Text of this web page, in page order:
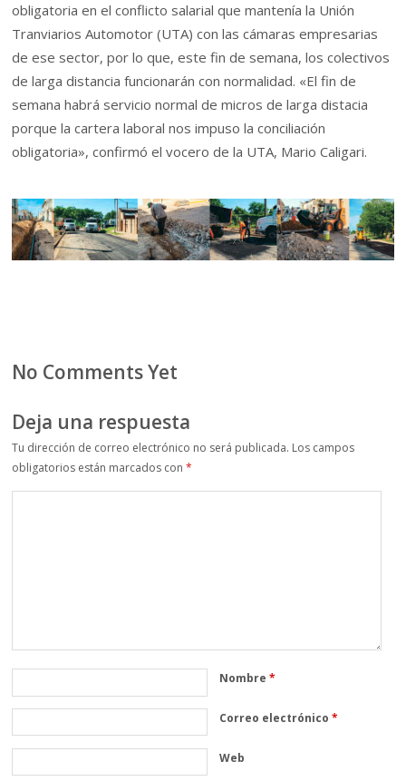
obligatoria en el conflicto salarial que mantenía la Unión
Tranviarios Automotor (UTA) con las cámaras empresarias
de ese sector, por lo que, este fin de semana, los colectivos
de larga distancia funcionarán con normalidad. «El fin de
semana habrá servicio normal de micros de larga distacia
porque la cartera laboral nos impuso la conciliación
obligatoria», confirmó el vocero de la UTA, Mario Caligari.
No Comments Yet
Deja una respuesta
Tu dirección de correo electrónico no será publicada. Los campos
obligatorios están marcados con*
Nombre*
Correo electrónico*
Web